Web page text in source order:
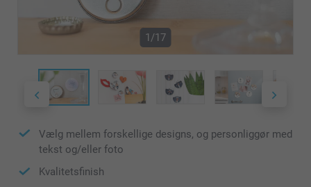
1/17
Vælg mellem forskellige designs, og personliggør med
tekst og/eller foto
Kvalitetsfinish